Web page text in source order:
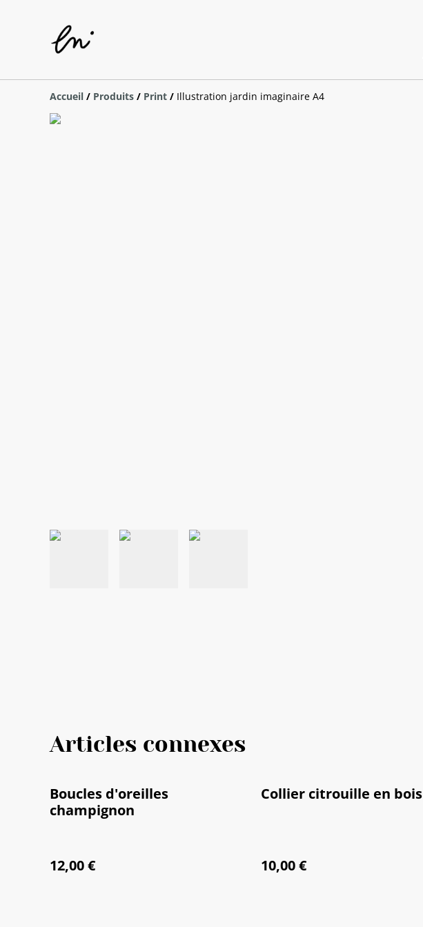
Accueil / Produits / Print / Illustration jardin imaginaire A4
Articles connexes
Boucles d'oreilles
champignon
12,00 €
Collier citrouille en bois
10,00 €